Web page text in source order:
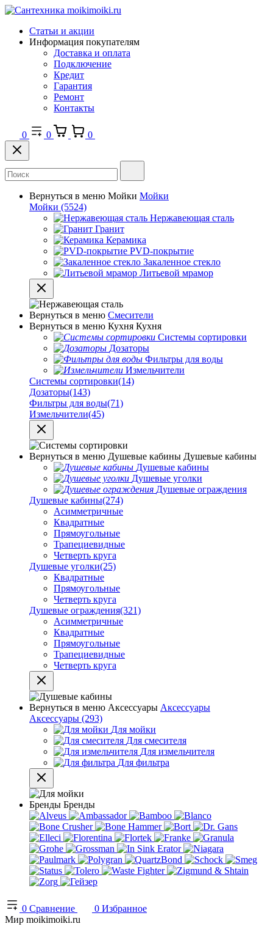
Статьи и акции
Информация покупателям
Доставка и оплата
Подключение
Кредит
Гарантия
Ремонт
Контакты
0 0 0
Вернуться в меню Мойки Мойки
Мойки (5524)
Нержавеющая сталь
Гранит
Керамика
PVD-покрытие
Закаленное стекло
Литьевой мрамор
Вернуться в меню Смесители
Вернуться в меню Кухня Кухня
Системы сортировки
Дозаторы
Фильтры для воды
Измельчители
Системы сортировки(14)
Дозаторы(143)
Фильтры для воды(71)
Измельчители(45)
Вернуться в меню Душевые кабины Душевые кабины
Душевые кабины
Душевые уголки
Душевые ограждения
Душевые кабины(274)
Асимметричные
Квадратные
Прямоугольные
Трапециевидные
Четверть круга
Душевые уголки(25)
Квадратные
Прямоугольные
Четверть круга
Душевые ограждения(321)
Асимметричные
Квадратные
Прямоугольные
Трапециевидные
Четверть круга
Вернуться в меню Аксессуары Аксессуары
Аксессуары (293)
Для мойки
Для смесителя
Для измельчителя
Для фильтра
Бренды Бренды
0 Сравнение 0 Избранное
Мир moikimoiki.ru